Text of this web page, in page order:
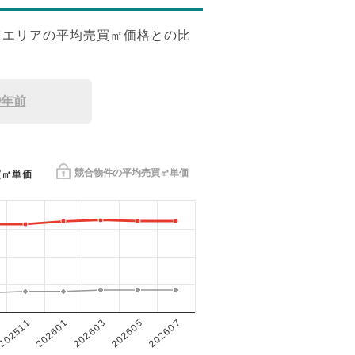
リアの平均売買㎡価格との比
前
競合物件の平均売買㎡単価
単価
202601202603 202605 202607